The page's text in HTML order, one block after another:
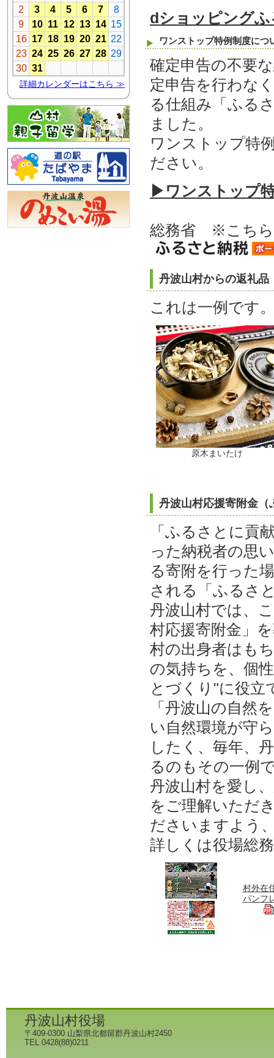
dショッピング
ワンストップ特例制度につ
確定申告の不要
定申告を行わな
る仕組み「ふる
ました。
ワンストップ特
ださい。
▶ワンストップ
総務省 ※こちら
丹波山村からの返礼品
これは一例です
原木まいたけ
丹波山村応援寄附金（
「ふるさとに貢
った納税者の思
る寄附を行った
される「ふるさ
丹波山村では、
村応援寄附金」
村の出身者はも
の気持ちを、個
とづくり"に役立
「丹波山の自然
い自然環境が守
したく、毎年、
るのもその一例
丹波山村を愛し
をご理解いただ
ださいますよう
詳しくは役場総
村外在
パンフ
丹波山村役場
〒409-0300 山梨県北都留郡丹波山村2450
TEL 0428(88)0211